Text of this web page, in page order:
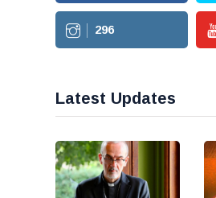
296
Latest Updates